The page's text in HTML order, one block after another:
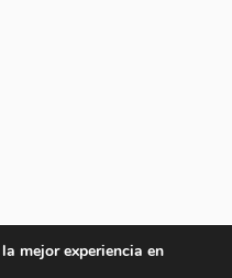
mejor experiencia en